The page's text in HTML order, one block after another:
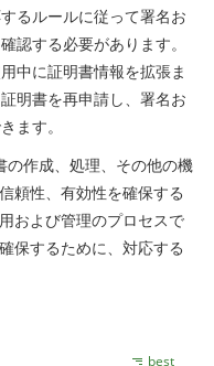
るルールに従って署名お
認する必要があります。
中に証明書情報を拡張ま
明書を再申請し、署名お
ます。
の作成、処理、その他の機
頼性、有効性を確保する
および管理のプロセスで
保するために、対応する